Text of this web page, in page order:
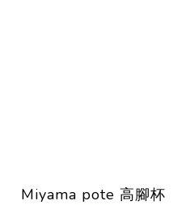
Miyama pote 高腳杯